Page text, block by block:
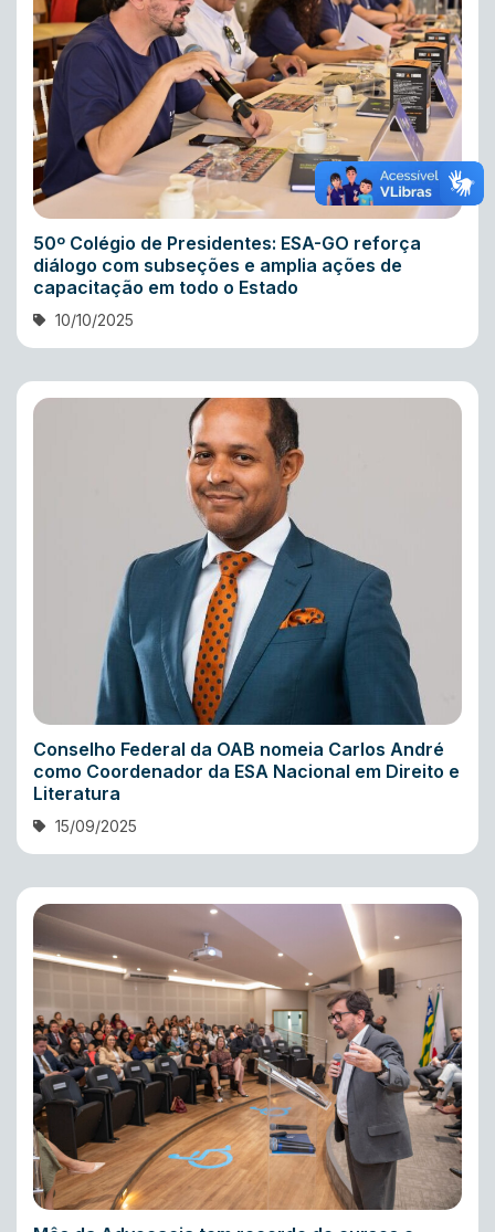
50º Colégio de Presidentes: ESA-GO reforça
diálogo com subseções e amplia ações de
capacitação em todo o Estado
10/10/2025
Conselho Federal da OAB nomeia Carlos André
como Coordenador da ESA Nacional em Direito e
Literatura
15/09/2025